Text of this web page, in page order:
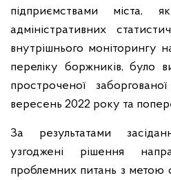
підприємствами міста,
адміністративних
внутрішнього моніторингу
переліку боржників, було
простроченої
вересень 2022 року та
За результатами
узгоджені рішення
проблемних питань з